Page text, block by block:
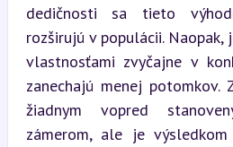
dedičnosti sa tieto
rozširujú v populácii. Naopak,
vlastnosťami zvyčajne v
zanechajú menej potomkov.
žiadnym vopred
zámerom, ale je